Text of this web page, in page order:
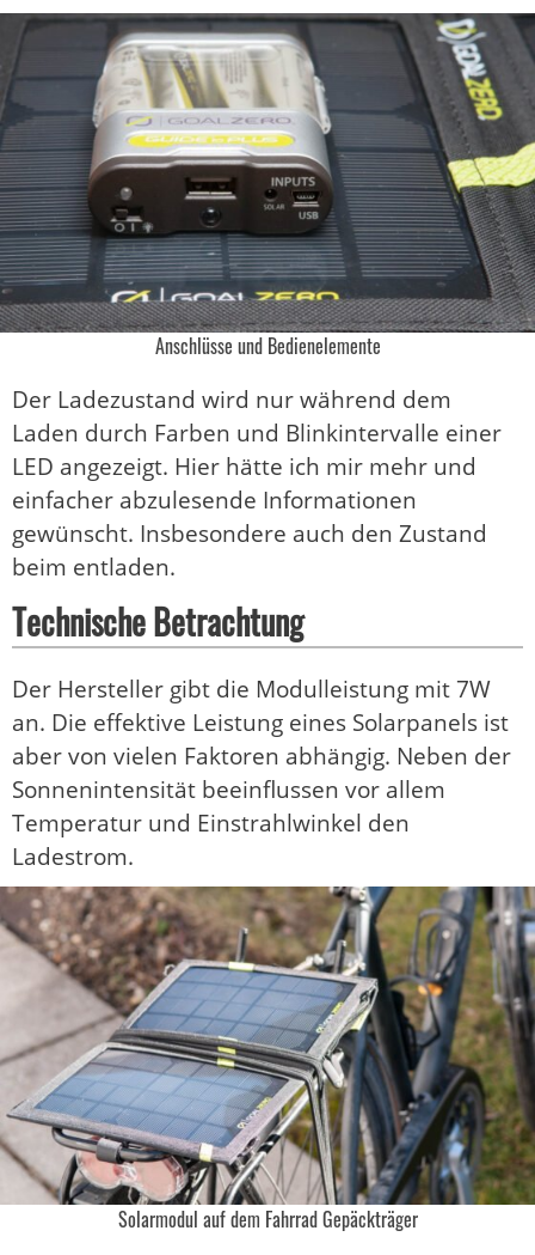
Anschlüsse und Bedienelemente
Der Ladezustand wird nur während dem
Laden durch Farben und Blinkintervalle einer
LED angezeigt. Hier hätte ich mir mehr und
einfacher abzulesende Informationen
gewünscht. Insbesondere auch den Zustand
beim entladen.
Technische Betrachtung
Der Hersteller gibt die Modulleistung mit 7W
an. Die effektive Leistung eines Solarpanels ist
aber von vielen Faktoren abhängig. Neben der
Sonnenintensität beeinflussen vor allem
Temperatur und Einstrahlwinkel den
Ladestrom.
Solarmodul auf dem Fahrrad Gepäckträger